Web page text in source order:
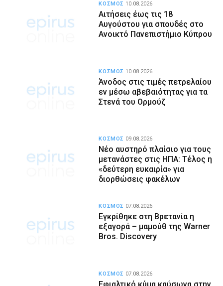
Αιτήσεις έως τις 18
Αυγούστου για σπουδές στο
Ανοικτό Πανεπιστήμιο Κύπρου
ΚΟΣΜΟΣ 10.08.2026
Άνοδος στις τιμές πετρελαίου
εν μέσω αβεβαιότητας για τα
Στενά του Ορμούζ
ΚΟΣΜΟΣ 10.08.2026
Νέο αυστηρό πλαίσιο για τους
μετανάστες στις ΗΠΑ: Τέλος η
«δεύτερη ευκαιρία» για
διορθώσεις φακέλων
ΚΟΣΜΟΣ 09.08.2026
Εγκρίθηκε στη Βρετανία η
εξαγορά – μαμούθ της Warner
Bros. Discovery
ΚΟΣΜΟΣ 07.08.2026
Εφιαλτικό κύμα καύσωνα στην
ΚΟΣΜΟΣ 07.08.2026